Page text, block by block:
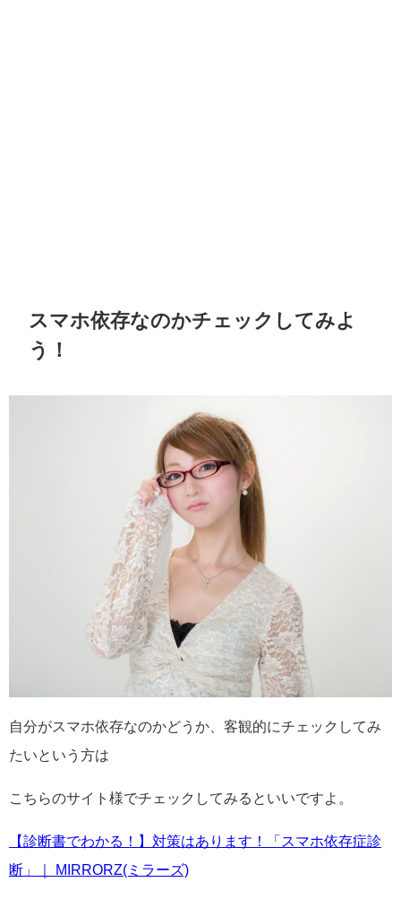
スマホ依存なのかチェックしてみよ
う！
自分がスマホ依存なのかどうか、客観的にチェックしてみ
たいという方は
こちらのサイト様でチェックしてみるといいですよ。
【診断書でわかる！】対策はあります！「スマホ依存症診
断」｜ MIRRORZ(ミラーズ)